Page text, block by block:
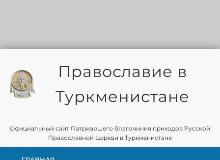
Православие в
Туркменистане
Официальный сайт Патриаршего благочиния приходов Русской
Православной Церкви в Туркменистане